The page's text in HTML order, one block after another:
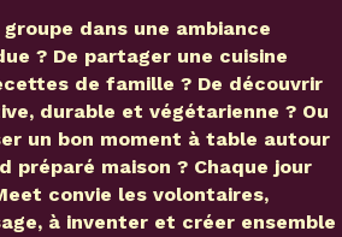
dans une ambiance
? De partager une cuisine
de famille ? De découvrir
durable et végétarienne ? Ou
un bon moment à table autour
préparé maison ? Chaque jour
convie les volontaires,
à inventer et créer ensemble